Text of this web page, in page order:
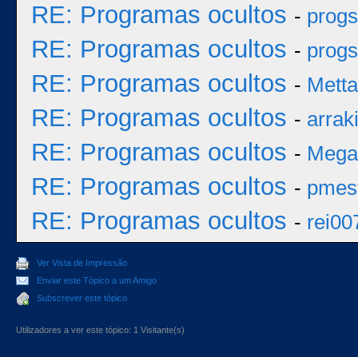
RE: Programas ocultos -
RE: Programas ocultos -
RE: Programas ocultos -
RE: Programas ocultos -
RE: Programas ocultos -
RE: Programas ocultos -
RE: Programas ocultos -
Ver Vista de Impressão
Enviar este Tópico a um Amigo
Subscrever este tópico
Utilizadores a ver este tópico: 1 Visitante(s)